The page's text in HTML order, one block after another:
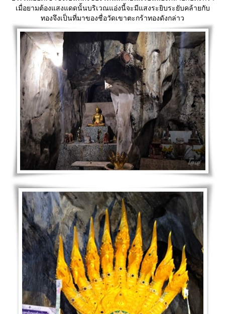
เมื่อยามต้องแสงแดดนั้นบริเวณแอ่งนี้จะมีแสงระยิบระยับคล้ายกับ
ทองจึงเป็นที่มาของชื่อวัดเขาตะกร้าทองดังกล่าว